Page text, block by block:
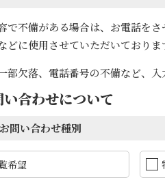
で不備がある場合は、お電話を
どに使用させていただいており
部欠落、電話番号の不備など、
い合わせについて
お問い合わせ種別
希望